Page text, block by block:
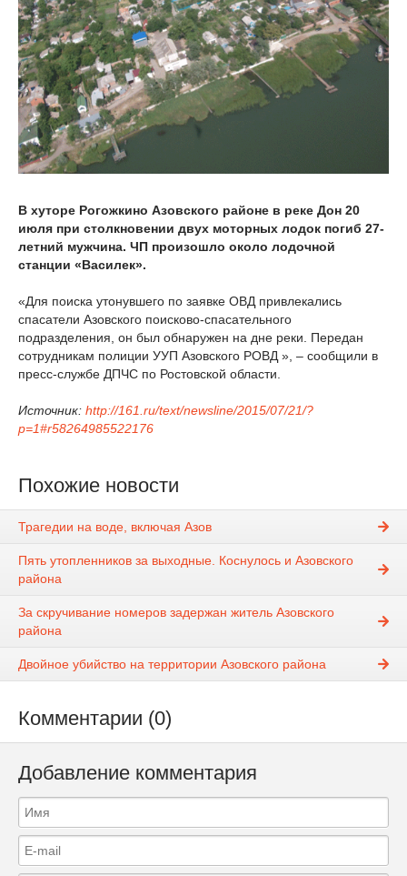
В хуторе Рогожкино Азовского районе в реке Дон 20
июля при столкновении двух моторных лодок погиб 27-
летний мужчина. ЧП произошло около лодочной
станции «Василек».
«Для поиска утонувшего по заявке ОВД привлекались
спасатели Азовского поисково-спасательного
подразделения, он был обнаружен на дне реки. Передан
сотрудникам полиции УУП Азовского РОВД », – сообщили в
пресс-службе ДПЧС по Ростовской области.
Источник: http://161.ru/text/newsline/2015/07/21/?
p=1#r58264985522176
Похожие новости
Трагедии на воде, включая Азов
Пять утопленников за выходные. Коснулось и Азовского
района
За скручивание номеров задержан житель Азовского
района
Двойное убийство на территории Азовского района
Комментарии (0)
Добавление комментария